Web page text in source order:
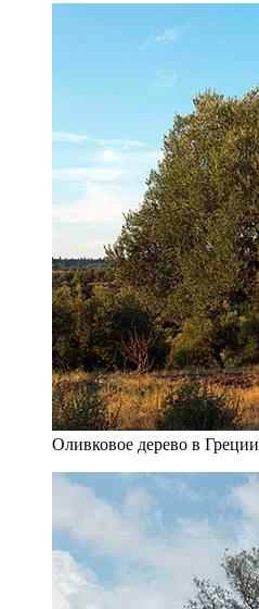
Оливковое дерево в Греции